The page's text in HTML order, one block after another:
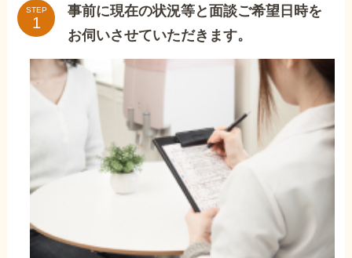
STEP
事前に現在の状況等と面談ご希望日時を
お伺いさせていただきます。